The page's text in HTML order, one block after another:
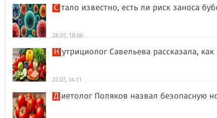
Стало известно, есть ли риск заноса
28.07, 18:06
Нутрициолог Савельева рассказала,
22.07, 14:11
Диетолог Поляков назвал безопасную